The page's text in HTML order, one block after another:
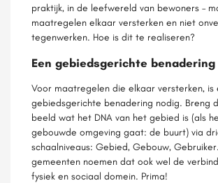
praktijk, in de leefwereld van bewoners –
maatregelen elkaar versterken en niet
tegenwerken. Hoe is dit te realiseren?
Een gebiedsgerichte benadering
Voor maatregelen die elkaar versterken, is
gebiedsgerichte benadering nodig. Breng
beeld wat het DNA van het gebied is (als
gebouwde omgeving gaat: de buurt) via
schaalniveaus: Gebied, Gebouw,
gemeenten noemen dat ook wel de
fysiek en sociaal domein. Prima!